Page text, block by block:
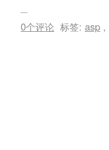
0个评论 标签: asp ,